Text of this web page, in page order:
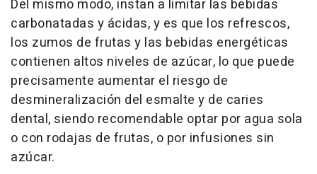
Del mismo modo, instan a limitar las bebidas
carbonatadas y ácidas, y es que los refrescos,
los zumos de frutas y las bebidas energéticas
contienen altos niveles de azúcar, lo que puede
precisamente aumentar el riesgo de
desmineralización del esmalte y de caries
dental, siendo recomendable optar por agua sola
o con rodajas de frutas, o por infusiones sin
azúcar.